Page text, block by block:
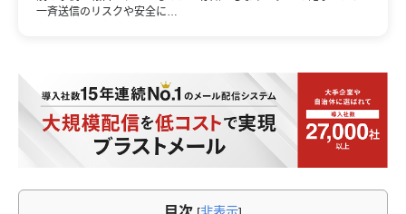
一斉送信のリスクや安全に…